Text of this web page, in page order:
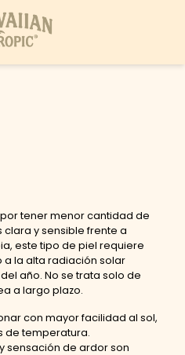
tener menor cantidad de
y sensible frente a
este tipo de piel requiere
la alta radiación solar
año. No se trata solo de
a largo plazo.
con mayor facilidad al sol,
de temperatura.
sensación de ardor son